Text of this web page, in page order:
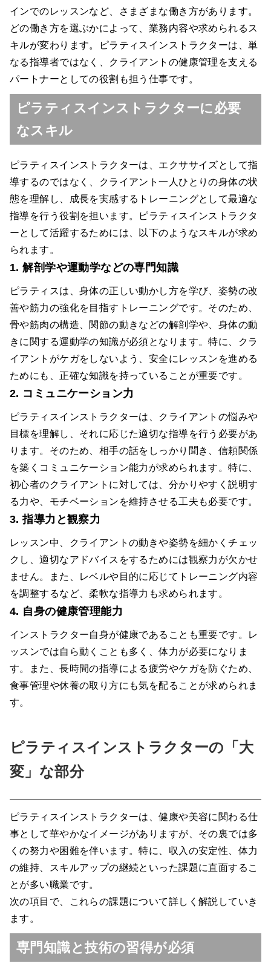
インでのレッスンなど、さまざまな働き方があります。
どの働き方を選ぶかによって、業務内容や求められるス
キルが変わります。ピラティスインストラクターは、単
なる指導者ではなく、クライアントの健康管理を支える
パートナーとしての役割も担う仕事です。
ピラティスインストラクターに必要
なスキル
ピラティスインストラクターは、エクササイズとして指
導するのではなく、クライアント一人ひとりの身体の状
態を理解し、成長を実感するトレーニングとして最適な
指導を行う役割を担います。ピラティスインストラクタ
ーとして活躍するためには、以下のようなスキルが求め
られます。
1. 解剖学や運動学などの専門知識
ピラティスは、身体の正しい動かし方を学び、姿勢の改
善や筋力の強化を目指すトレーニングです。そのため、
骨や筋肉の構造、関節の動きなどの解剖学や、身体の動
きに関する運動学の知識が必須となります。特に、クラ
イアントがケガをしないよう、安全にレッスンを進める
ためにも、正確な知識を持っていることが重要です。
2. コミュニケーション力
ピラティスインストラクターは、クライアントの悩みや
目標を理解し、それに応じた適切な指導を行う必要があ
ります。そのため、相手の話をしっかり聞き、信頼関係
を築くコミュニケーション能力が求められます。特に、
初心者のクライアントに対しては、分かりやすく説明す
る力や、モチベーションを維持させる工夫も必要です。
3. 指導力と観察力
レッスン中、クライアントの動きや姿勢を細かくチェッ
クし、適切なアドバイスをするためには観察力が欠かせ
ません。また、レベルや目的に応じてトレーニング内容
を調整するなど、柔軟な指導力も求められます。
4. 自身の健康管理能力
インストラクター自身が健康であることも重要です。レ
ッスンでは自ら動くことも多く、体力が必要になりま
す。また、長時間の指導による疲労やケガを防ぐため、
食事管理や休養の取り方にも気を配ることが求められま
す。
ピラティスインストラクターの「大
変」な部分
ピラティスインストラクターは、健康や美容に関わる仕
事として華やかなイメージがありますが、その裏では多
くの努力や困難を伴います。特に、収入の安定性、体力
の維持、スキルアップの継続といった課題に直面するこ
とが多い職業です。
次の項目で、これらの課題について詳しく解説していき
ます。
専門知識と技術の習得が必須